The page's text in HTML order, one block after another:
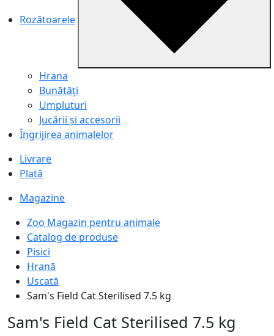
Rozătoarele
Hrana
Bunătăți
Umpluturi
Jucării și accesorii
Îngrijirea animalelor
Livrare
Plată
Magazine
Zoo Magazin pentru animale
Catalog de produse
Pisici
Hrană
Uscată
Sam's Field Cat Sterilised 7.5 kg
Sam's Field Cat Sterilised 7.5 kg